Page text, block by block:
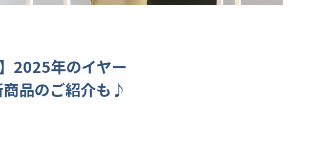
2025年のイヤー
品のご紹介も♪